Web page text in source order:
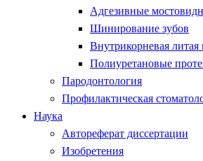
Адгезивные
Шинирование зубов
Внутрикорневая литая
Полиуретановые
Пародонтология
Профилактическая
Наука
Автореферат диссертации
Изобретения